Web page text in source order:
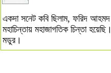
একদা সনেট কবি ছিলাম, ফরিদ আহমদ
মহাচিন্তায় মহাজাগতিক চিন্তা
মডুর।